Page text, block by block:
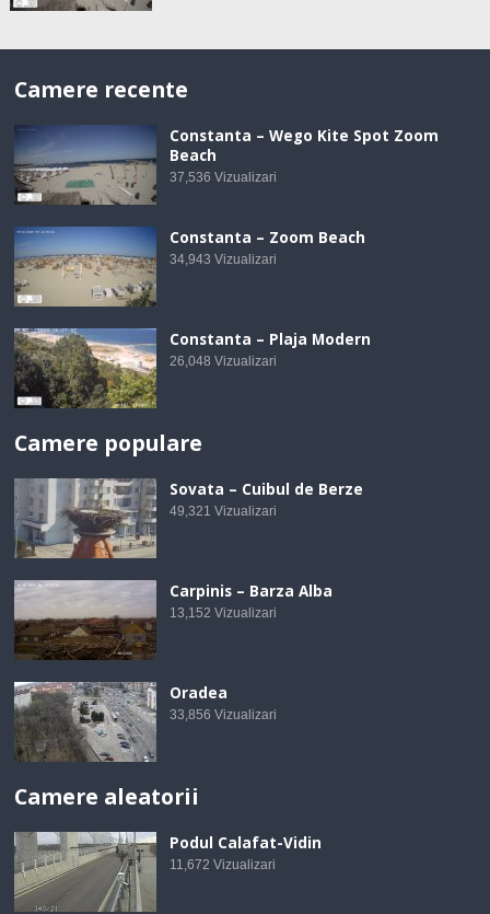
Camere recente
Constanta – Wego Kite Spot Zoom
Beach
37,536 Vizualizari
Constanta – Zoom Beach
34,943 Vizualizari
Constanta – Plaja Modern
26,048 Vizualizari
Camere populare
Sovata – Cuibul de Berze
49,321 Vizualizari
Carpinis – Barza Alba
13,152 Vizualizari
Oradea
33,856 Vizualizari
Camere aleatorii
Podul Calafat-Vidin
11,672 Vizualizari